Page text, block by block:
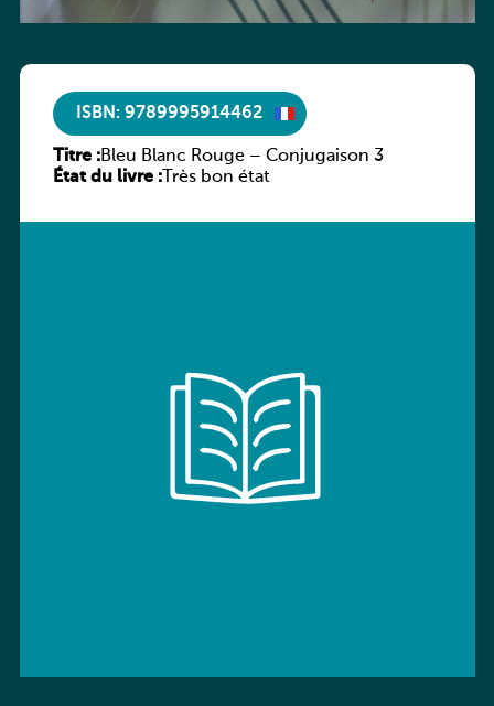
ISBN: 9789995914462
Titre :Bleu Blanc Rouge – Conjugaison 3
État du livre :Très bon état